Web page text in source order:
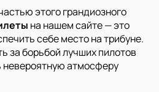
этого грандиозного
на нашем сайте — это
себе место на трибуне.
за борьбой лучших пилотов
невероятную атмосферу